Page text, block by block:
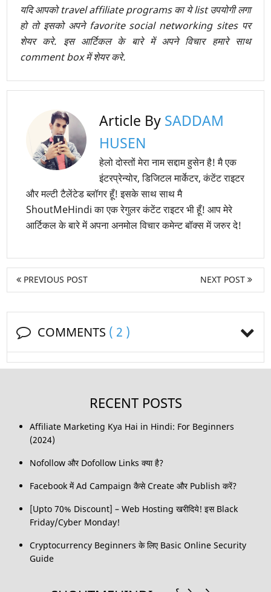
यदि आपको travel affiliate programs का ये list उपयोगी लगा
हो तो इसको अपने favorite social networking sites पर
शेयर करे. इस आर्टिकल के बारे में अपने विचार हमारे साथ
comment box में शेयर करे.
Article By SADDAM
HUSEN
हेलो दोस्तों मेरा नाम सद्दाम हुसेन है! मै एक
इंटरप्रेन्योर, डिजिटल मार्केटर, कंटेंट राइटर
और मल्टी टैलेंटेड ब्लॉगर हूँ! इसके साथ साथ मै
ShoutMeHindi का एक रेगुलर कंटेंट राइटर भी हूँ! आप मेरे
आर्टिकल के बारे में अपना अनमोल विचार कमेन्ट बॉक्स में जरुर दे!
PREVIOUS POST NEXT POST
COMMENTS ( 2 )
RECENT POSTS
Affiliate Marketing Kya Hai in Hindi: For Beginners
(2024)
Nofollow और Dofollow Links क्या है?
Facebook में Ad Campaign कैसे Create और Publish करें?
[Upto 70% Discount] – Web Hosting खरीदिये! इस Black
Friday/Cyber Monday!
Cryptocurrency Beginners के लिए Basic Online Security
Guide